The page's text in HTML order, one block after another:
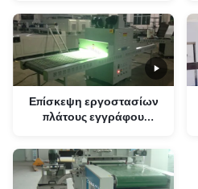
τροχαλιών
Επίσκεψη εργοστασίων
πλάτους εγγράφου
επιστρώματος κουρτινών